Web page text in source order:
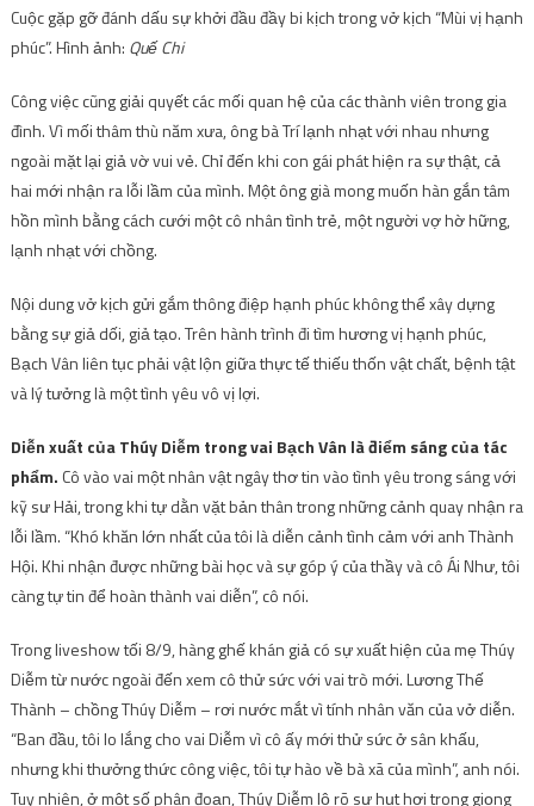
Cuộc gặp gỡ đánh dấu sự khởi đầu đầy bi kịch trong vở kịch “Mùi vị hạnh
phúc”. Hình ảnh: Quế Chi
Công việc cũng giải quyết các mối quan hệ của các thành viên trong gia
đình. Vì mối thâm thù năm xưa, ông bà Trí lạnh nhạt với nhau nhưng
ngoài mặt lại giả vờ vui vẻ. Chỉ đến khi con gái phát hiện ra sự thật, cả
hai mới nhận ra lỗi lầm của mình. Một ông già mong muốn hàn gắn tâm
hồn mình bằng cách cưới một cô nhân tình trẻ, một người vợ hờ hững,
lạnh nhạt với chồng.
Nội dung vở kịch gửi gắm thông điệp hạnh phúc không thể xây dựng
bằng sự giả dối, giả tạo. Trên hành trình đi tìm hương vị hạnh phúc,
Bạch Vân liên tục phải vật lộn giữa thực tế thiếu thốn vật chất, bệnh tật
và lý tưởng là một tình yêu vô vị lợi.
Diễn xuất của Thúy Diễm trong vai Bạch Vân là điểm sáng của tác
phẩm. Cô vào vai một nhân vật ngây thơ tin vào tình yêu trong sáng với
kỹ sư Hải, trong khi tự dằn vặt bản thân trong những cảnh quay nhận ra
lỗi lầm. “Khó khăn lớn nhất của tôi là diễn cảnh tình cảm với anh Thành
Hội. Khi nhận được những bài học và sự góp ý của thầy và cô Ái Như, tôi
càng tự tin để hoàn thành vai diễn”, cô nói.
Trong liveshow tối 8/9, hàng ghế khán giả có sự xuất hiện của mẹ Thúy
Diễm từ nước ngoài đến xem cô thử sức với vai trò mới. Lương Thế
Thành – chồng Thúy Diễm – rơi nước mắt vì tính nhân văn của vở diễn.
“Ban đầu, tôi lo lắng cho vai Diễm vì cô ấy mới thử sức ở sân khấu,
nhưng khi thưởng thức công việc, tôi tự hào về bà xã của mình”, anh nói.
Tuy nhiên, ở một số phân đoạn, Thúy Diễm lộ rõ ​​sự hụt hơi trong giọng